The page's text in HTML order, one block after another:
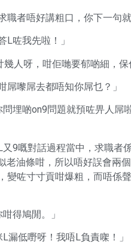
者唔好講粗口，你下一句
咗我先啦！」
人呀，咁佢哋要郁啲細，保
嚟屌去都唔知你屌乜？」
埋啲on9問題就預咗畀人屌啦
9嘅對話過程當中，求職者
油條咁，所以唔好誤會兩
變咗寸寸貢咁爆粗，而唔係
得鳩閒。」
漏低嘢呀！我唔L負責㗎！」